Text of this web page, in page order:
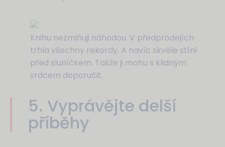
Knihu nezmiňuji náhodou. V předprodejích
trhla všechny rekordy. A navíc skvěle stíní
před sluníčkem. Takže ji mohu s klidným
srdcem doporučit.
5. Vyprávějte delší
příběhy